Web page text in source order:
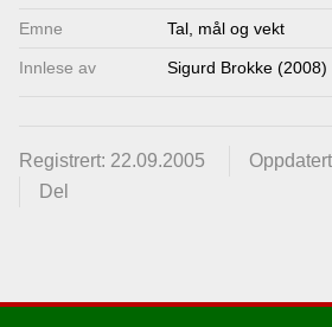
Emne Tal, mål og vekt
Innlese av Sigurd Brokke (2008)
Registrert: 22.09.2005
Del